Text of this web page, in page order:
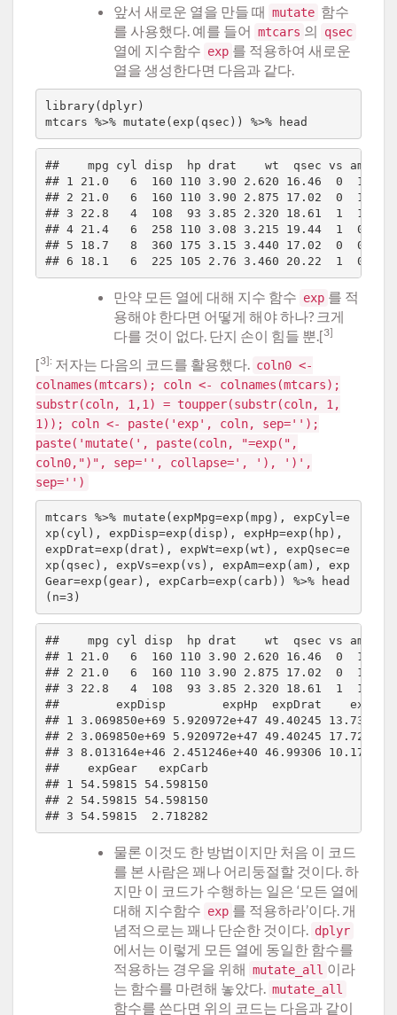
앞서 새로운 열을 만들 때 mutate 함수
를 사용했다. 예를 들어 mtcars 의 qsec
열에 지수함수 exp 를 적용하여 새로운
열을 생성한다면 다음과 같다.
library(dplyr)
##    mpg cyl disp  hp drat    wt  qsec vs am
## 1 21.0   6  160 110 3.90 2.620 16.46  0  1
## 2 21.0   6  160 110 3.90 2.875 17.02  0  1
## 3 22.8   4  108  93 3.85 2.320 18.61  1  1    4
## 4 21.4   6  258 110 3.08 3.215 19.44  1  0
## 5 18.7   8  360 175 3.15 3.440 17.02  0  0
만약 모든 열에 대해 지수 함수 exp 를 적
용해야 한다면 어떻게 해야 하나? 크게
다를 것이 없다. 단지 손이 힘들 뿐.[3]
[3]: 저자는 다음의 코드를 활용했다. coln0 <-
colnames(mtcars); coln <- colnames(mtcars);
substr(coln, 1,1) = toupper(substr(coln, 1,
1)); coln <- paste('exp', coln, sep='');
paste('mutate(', paste(coln, "=exp(",
coln0,")", sep='', collapse=', '), ')',
sep='')
mtcars %>% mutate(expMpg=exp(mpg), expCyl=e
xp(cyl), expDisp=exp(disp), expHp=exp(hp),
expDrat=exp(drat), expWt=exp(wt), expQsec=e
xp(qsec), expVs=exp(vs), expAm=exp(am), exp
Gear=exp(gear), expCarb=exp(carb)) %>% head
##    mpg cyl disp  hp drat    wt  qsec vs am
## 1 21.0   6  160 110 3.90 2.620 16.46  0  1    4
## 2 21.0   6  160 110 3.90 2.875 17.02  0  1    4
## 3 22.8   4  108  93 3.85 2.320 18.61  1  1    4
##        expDisp        expHp  expDrat    expWt
## 1 3.069850e+69 5.920972e+47 49.40245 13.73572
## 2 3.069850e+69 5.920972e+47 49.40245 17.72542
## 3 8.013164e+46 2.451246e+40 46.99306 10.17567
##    expGear   expCarb
## 1 54.59815 54.598150
## 2 54.59815 54.598150
물론 이것도 한 방법이지만 처음 이 코드
를 본 사람은 꽤나 어리둥절할 것이다. 하
지만 이 코드가 수행하는 일은 ‘모든 열에
대해 지수함수 exp 를 적용하라’이다. 개
념적으로는 꽤나 단순한 것이다. dplyr
에서는 이렇게 모든 열에 동일한 함수를
적용하는 경우을 위해 mutate_all 이라
는 함수를 마련해 놓았다. mutate_all
함수를 쓴다면 위의 코드는 다음과 같이